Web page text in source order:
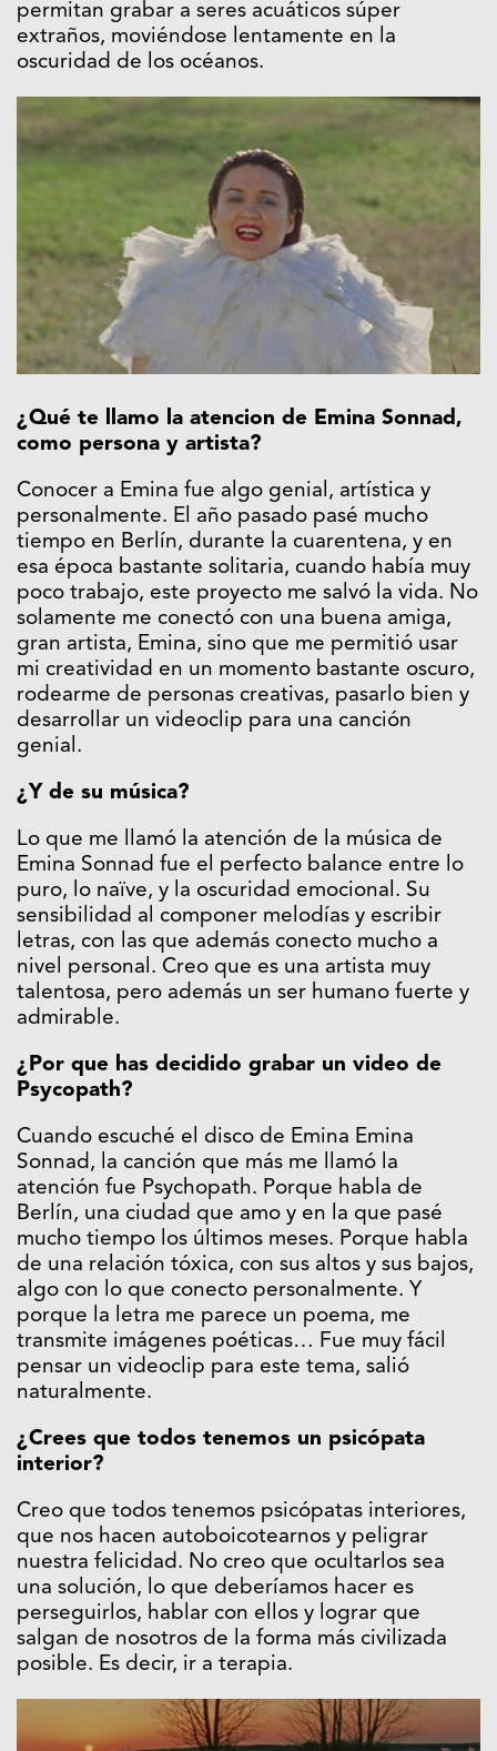
permitan grabar a seres acuáticos súper
extraños, moviéndose lentamente en la
oscuridad de los océanos.
¿Qué te llamo la atencion de Emina Sonnad,
como persona y artista?
Conocer a Emina fue algo genial, artística y
personalmente. El año pasado pasé mucho
tiempo en Berlín, durante la cuarentena, y en
esa época bastante solitaria, cuando había muy
poco trabajo, este proyecto me salvó la vida. No
solamente me conectó con una buena amiga,
gran artista, Emina, sino que me permitió usar
mi creatividad en un momento bastante oscuro,
rodearme de personas creativas, pasarlo bien y
desarrollar un videoclip para una canción
genial.
¿Y de su música?
Lo que me llamó la atención de la música de
Emina Sonnad fue el perfecto balance entre lo
puro, lo naïve, y la oscuridad emocional. Su
sensibilidad al componer melodías y escribir
letras, con las que además conecto mucho a
nivel personal. Creo que es una artista muy
talentosa, pero además un ser humano fuerte y
admirable.
¿Por que has decidido grabar un video de
Psycopath?
Cuando escuché el disco de Emina Emina
Sonnad, la canción que más me llamó la
atención fue Psychopath. Porque habla de
Berlín, una ciudad que amo y en la que pasé
mucho tiempo los últimos meses. Porque habla
de una relación tóxica, con sus altos y sus bajos,
algo con lo que conecto personalmente. Y
porque la letra me parece un poema, me
transmite imágenes poéticas… Fue muy fácil
pensar un videoclip para este tema, salió
naturalmente.
¿Crees que todos tenemos un psicópata
interior?
Creo que todos tenemos psicópatas interiores,
que nos hacen autoboicotearnos y peligrar
nuestra felicidad. No creo que ocultarlos sea
una solución, lo que deberíamos hacer es
perseguirlos, hablar con ellos y lograr que
salgan de nosotros de la forma más civilizada
posible. Es decir, ir a terapia.